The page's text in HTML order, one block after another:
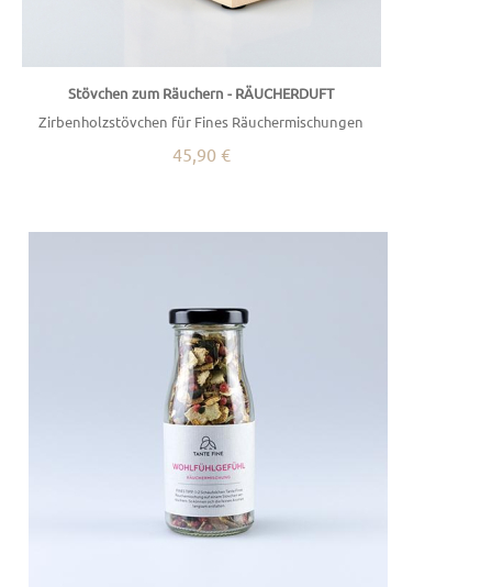
Stövchen zum Räuchern - RÄUCHERDUFT
Zirbenholzstövchen für Fines Räuchermischungen
45,90 €